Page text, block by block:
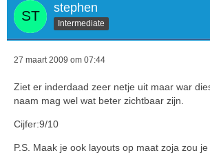
stephen
Intermediate
27 maart 2009 om 07:44
Ziet er inderdaad zeer netje uit maar war
naam mag wel wat beter zichtbaar zijn.
Cijfer:9/10
P.S. Maak je ook layouts op maat zoja zou